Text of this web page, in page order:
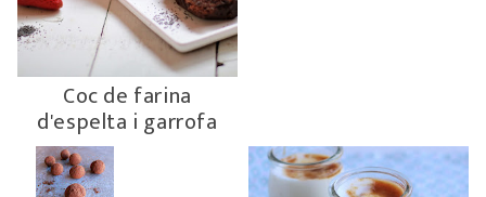
Coc de farina
d'espelta i garrofa